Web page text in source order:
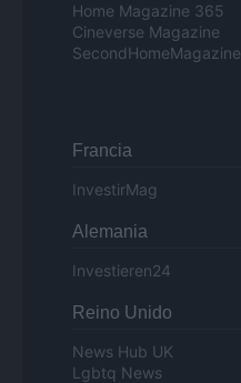
Home Magazine 365
Cineverse Magazine
SecondHomeMagazine
Francia
InvestirMag
Alemania
Investieren24
Reino Unido
News Hub UK
Lgbtq News